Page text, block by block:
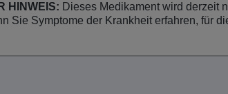
HINWEIS: Dieses Medikament wird derzeit
Sie Symptome der Krankheit erfahren, für